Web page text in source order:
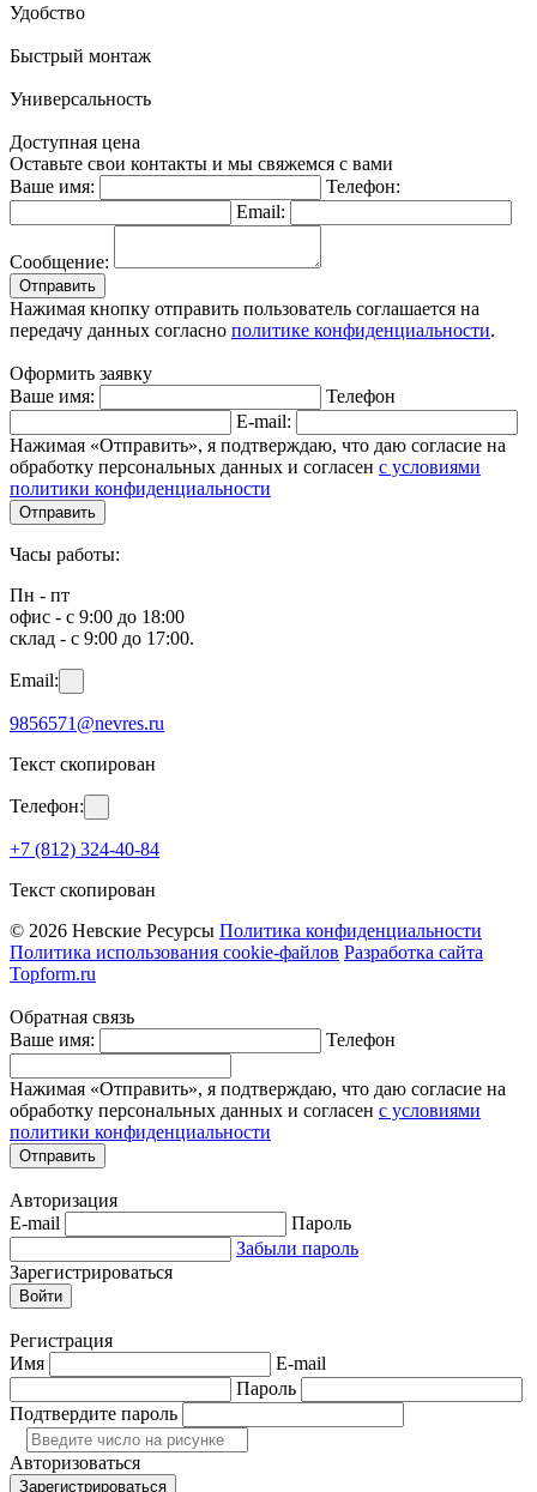
Удобство
Быстрый монтаж
Универсальность
Доступная цена
Оставьте свои контакты и мы свяжемся с вами
Ваше имя:
Телефон:
Email:
Сообщение:
Отправить
Нажимая кнопку отправить пользователь соглашается на
передачу данных согласно политике конфиденциальности.
Оформить заявку
Ваше имя:
Телефон
E-mail:
Нажимая «Отправить», я подтверждаю, что даю согласие на
обработку персональных данных и согласен с условиями
политики конфиденциальности
Отправить
Часы работы:
Пн - пт
офис - с 9:00 до 18:00
склад - с 9:00 до 17:00.
Email:
9856571@nevres.ru
Текст скопирован
Телефон:
+7 (812) 324-40-84
Текст скопирован
© 2026 Невские Ресурсы Политика конфиденциальности
Политика использования cookie-файлов Разработка сайта
Topform.ru
Обратная связь
Ваше имя:
Телефон
Нажимая «Отправить», я подтверждаю, что даю согласие на
обработку персональных данных и согласен с условиями
политики конфиденциальности
Отправить
Авторизация
E-mail
Пароль
Забыли пароль
Зарегистрироваться
Войти
Регистрация
Имя
E-mail
Пароль
Подтвердите пароль
Авторизоваться
Зарегистрироваться